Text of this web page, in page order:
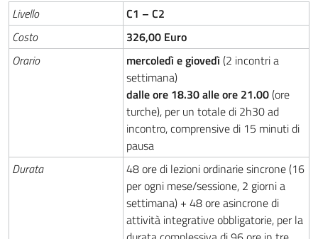
Livello
C1 – C2
Costo
326,00 Euro
Orario
mercoledì e giovedì(2 incontri a
settimana)
dalle ore 18.30 alle ore 21.00(ore
turche), per un totale di 2h30 ad
incontro, comprensive di 15 minuti di
pausa
Durata
48 ore di lezioni ordinarie sincrone (16
per ogni mese/sessione, 2 giorni a
settimana) + 48 ore asincrone di
attività integrative obbligatorie, per la